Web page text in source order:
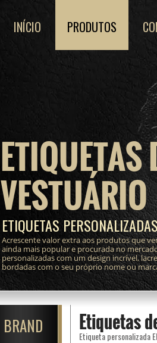
ETIQUETAS
VESTUÁRIO
ETIQUETAS
Acrescente valor extra aos produtos que
ainda mais popular e procurada no
personalizadas com um design incrível,
bordadas com o seu próprio nome ou
INÍCIO PRODUTOS
BRAND Etiquetas
Etiqueta personalizada